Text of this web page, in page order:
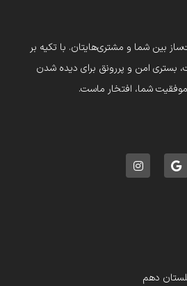
بین شما و مشتری‌هایتان. با تکیه بر
بستری امن و پررونق برای دیده شدن
شما، افتخار ماست.
دهم